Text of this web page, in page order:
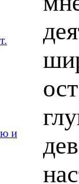
и